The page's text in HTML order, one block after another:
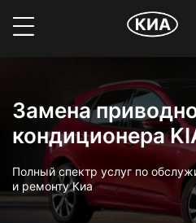
Замена
кондиционера
Полный спектр услуг по
и ремонту Киа